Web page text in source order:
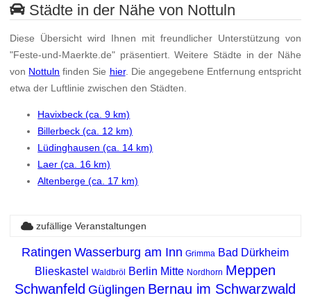
Städte in der Nähe von Nottuln
Diese Übersicht wird Ihnen mit freundlicher Unterstützung von
"Feste-und-Maerkte.de" präsentiert. Weitere Städte in der Nähe
von Nottuln finden Sie hier. Die angegebene Entfernung entspricht
etwa der Luftlinie zwischen den Städten.
Havixbeck (ca. 9 km)
Billerbeck (ca. 12 km)
Lüdinghausen (ca. 14 km)
Laer (ca. 16 km)
Altenberge (ca. 17 km)
zufällige Veranstaltungen
Ratingen Wasserburg am Inn Grimma Bad Dürkheim
Blieskastel
Waldbröl Berlin Mitte Nordhorn Meppen
Schwanfeld Güglingen Bernau im Schwarzwald